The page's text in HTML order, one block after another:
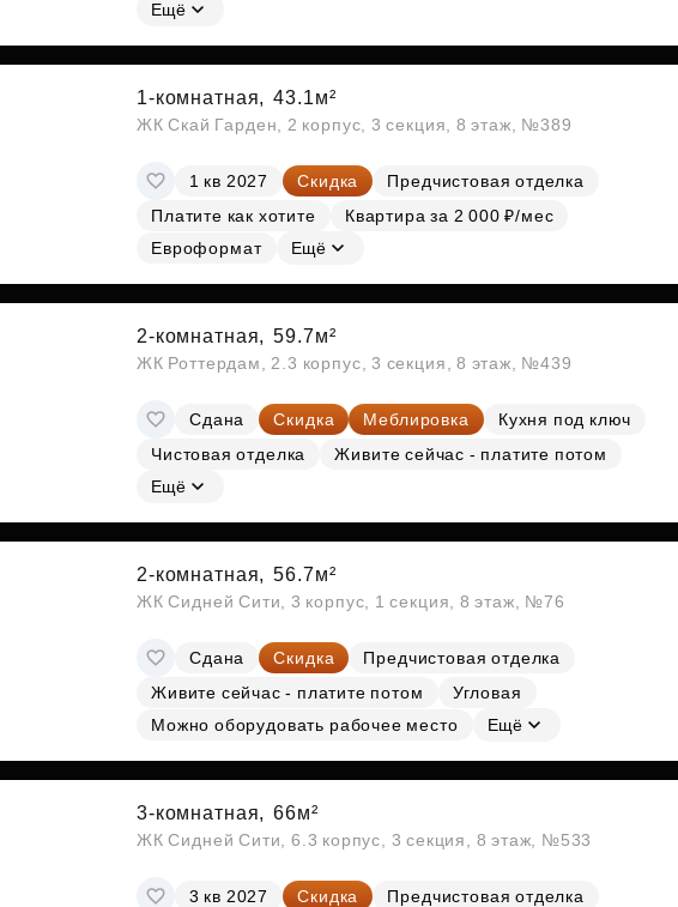
Субсидии
Ещё
1-комнатная, 43.1м²
ЖК Скай Гарден, 2 корпус, 3 секция, 8 этаж, №389
1 кв 2027 Скидка
Предчистовая отделка
Платите как хотите
Квартира за 2 000 ₽/мес
Евроформат
Ещё
2-комнатная, 59.7м²
ЖК Роттердам, 2.3 корпус, 3 секция, 8 этаж, №439
Сдана Скидка Меблировка
Кухня под ключ
Чистовая отделка
Живите сейчас - платите потом
Ещё
2-комнатная, 56.7м²
ЖК Сидней Сити, 3 корпус, 1 секция, 8 этаж, №76
Сдана Скидка
Предчистовая отделка
Живите сейчас - платите потом
Угловая
Можно оборудовать рабочее место
Ещё
3-комнатная, 66м²
ЖК Сидней Сити, 6.3 корпус, 3 секция, 8 этаж, №533
3 кв 2027 Скидка
Предчистовая отделка